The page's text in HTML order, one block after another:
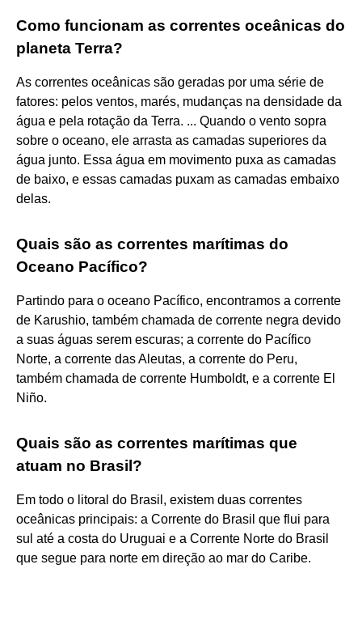
Como funcionam as correntes oceânicas do
planeta Terra?
As correntes oceânicas são geradas por uma série de
fatores: pelos ventos, marés, mudanças na densidade da
água e pela rotação da Terra. ... Quando o vento sopra
sobre o oceano, ele arrasta as camadas superiores da
água junto. Essa água em movimento puxa as camadas
de baixo, e essas camadas puxam as camadas embaixo
delas.
Quais são as correntes marítimas do
Oceano Pacífico?
Partindo para o oceano Pacífico, encontramos a corrente
de Karushio, também chamada de corrente negra devido
a suas águas serem escuras; a corrente do Pacífico
Norte, a corrente das Aleutas, a corrente do Peru,
também chamada de corrente Humboldt, e a corrente El
Niño.
Quais são as correntes marítimas que
atuam no Brasil?
Em todo o litoral do Brasil, existem duas correntes
oceânicas principais: a Corrente do Brasil que flui para
sul até a costa do Uruguai e a Corrente Norte do Brasil
que segue para norte em direção ao mar do Caribe.